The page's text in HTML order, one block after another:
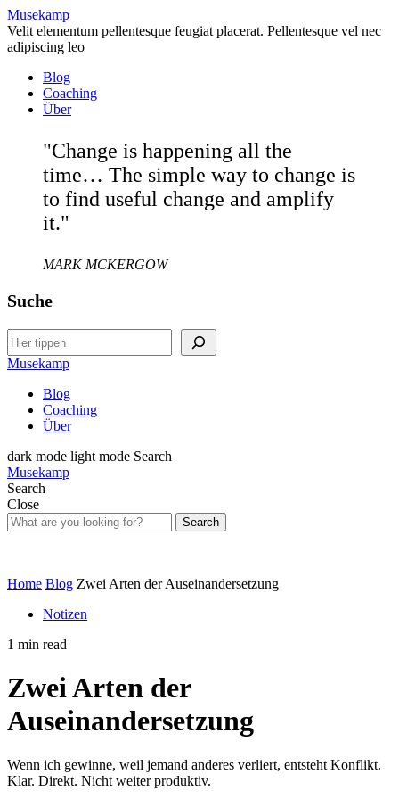
Musekamp
Velit elementum pellentesque feugiat placerat. Pellentesque vel nec
adipiscing leo
Blog
Coaching
Über
"Change is happening all the
time… The simple way to change is
to find useful change and amplify
it."
MARK MCKERGOW
Suche
Search
Musekamp
Blog
Coaching
Über
dark mode light mode Search
Musekamp
Search
Close
Search
Home Blog Zwei Arten der Auseinandersetzung
Notizen
1 min read
Zwei Arten der
Auseinandersetzung
Wenn ich gewinne, weil jemand anderes verliert, entsteht Konflikt.
Klar. Direkt. Nicht weiter produktiv.